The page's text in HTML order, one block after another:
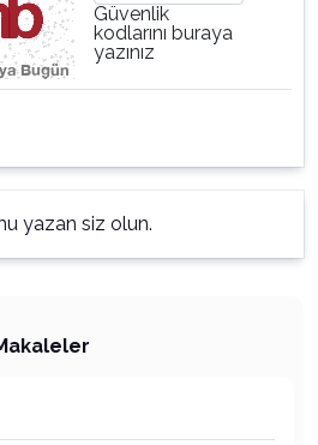
Güvenlik
kodlarını buraya
yazınız
yazan siz olun.